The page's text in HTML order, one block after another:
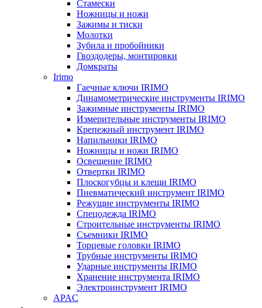
Стамески
Ножницы и ножи
Зажимы и тиски
Молотки
Зубила и пробойники
Гвоздодеры, монтировки
Домкраты
Irimo
Гаечные ключи IRIMO
Динамометрические инструменты IRIMO
Зажимные инструменты IRIMO
Измерительные инструменты IRIMO
Крепежный инструмент IRIMO
Напильники IRIMO
Ножницы и ножи IRIMO
Освещение IRIMO
Отвертки IRIMO
Плоскогубцы и клещи IRIMO
Пневматический инструмент IRIMO
Режущие инструменты IRIMO
Спецодежда IRIMO
Строительные инструменты IRIMO
Съемники IRIMO
Торцевые головки IRIMO
Трубные инструменты IRIMO
Ударные инструменты IRIMO
Хранение инструмента IRIMO
Электроинструмент IRIMO
APAC